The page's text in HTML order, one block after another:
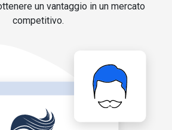
un vantaggio in un mercato
competitivo.